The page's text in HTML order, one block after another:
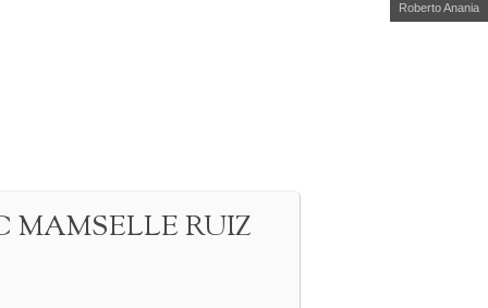
Roberto Anania
MAMSELLE RUIZ